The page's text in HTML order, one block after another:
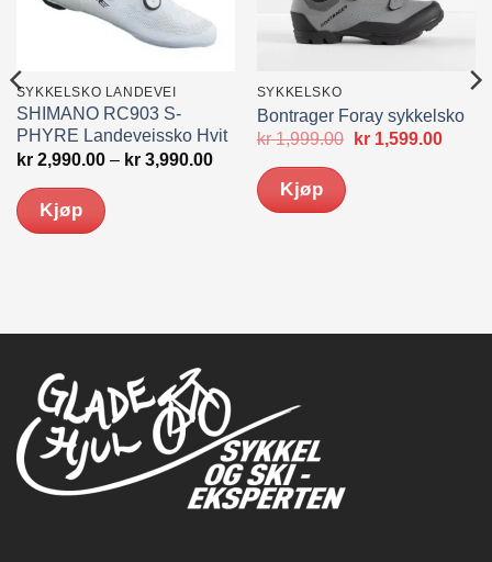
SYKKELSKO LANDEVEI
SHIMANO RC903 S-
PHYRE Landeveissko Hvit
kr2,990.00 – kr3,990.00Prisområde:
kr 2,990.00
kr 3,990.00
Kjøp
Alternativene
kan
velges
på
produktsiden
SYKKELSKO
Bontrager Foray sykkelsko
kr1,999.00
Opprinnelig
kr1,599.00
Kjøp
varianter.
velges
på
produktsiden